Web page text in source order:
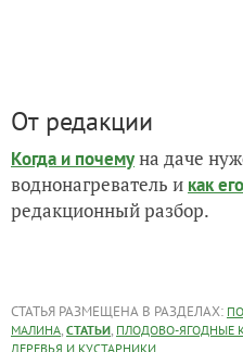
От редакции
Когда и почемуна даче
воднонагреватель и как
редакционный разбор.
СТАТЬЯ РАЗМЕЩЕНА В РАЗДЕЛАХ:
МАЛИНА, СТАТЬИ, ПЛОДОВО-ЯГОДНЫЕ
ДЕРЕВЬЯ И КУСТАРНИКИ